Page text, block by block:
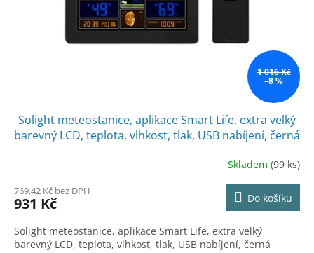
1 016 Kč
–8 %
Solight meteostanice, aplikace Smart Life, extra velký
barevný LCD, teplota, vlhkost, tlak, USB nabíjení, černá
Skladem (99 ks)
769,42 Kč bez DPH
931 Kč Do košíku
Solight meteostanice, aplikace Smart Life, extra velký
barevný LCD, teplota, vlhkost, tlak, USB nabíjení, černá